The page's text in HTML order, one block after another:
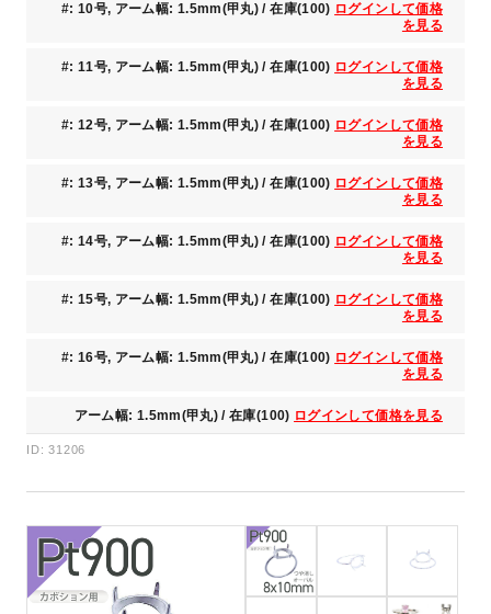
#: 10号, アーム幅: 1.5mm(甲丸) / 在庫(100) ログインして価格
を見る
#: 11号, アーム幅: 1.5mm(甲丸) / 在庫(100) ログインして価格
を見る
#: 12号, アーム幅: 1.5mm(甲丸) / 在庫(100) ログインして価格
を見る
#: 13号, アーム幅: 1.5mm(甲丸) / 在庫(100) ログインして価格
を見る
#: 14号, アーム幅: 1.5mm(甲丸) / 在庫(100) ログインして価格
を見る
#: 15号, アーム幅: 1.5mm(甲丸) / 在庫(100) ログインして価格
を見る
#: 16号, アーム幅: 1.5mm(甲丸) / 在庫(100) ログインして価格
を見る
アーム幅: 1.5mm(甲丸) / 在庫(100) ログインして価格を見る
ID: 31206